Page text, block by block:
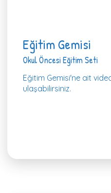
Eğitim Gemisi
Okul Öncesi Eğitim Seti
Eğitim Gemisi'ne ait
ulaşabilirsiniz.